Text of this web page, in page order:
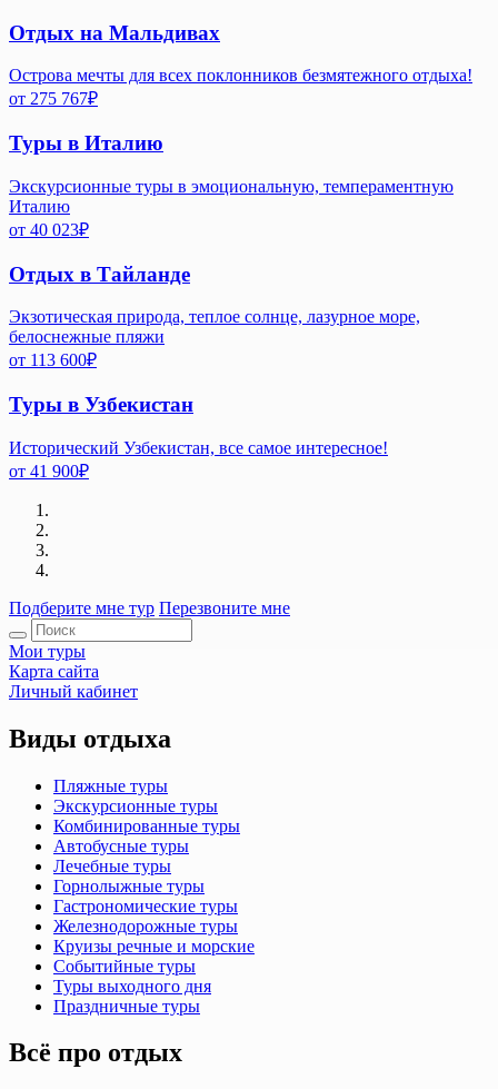
Отдых на Мальдивах
Острова мечты для всех поклонников безмятежного отдыха!
от 275 767₽
Туры в Италию
Экскурсионные туры в эмоциональную, темпераментную
Италию
от 40 023₽
Отдых в Тайланде
Экзотическая природа, теплое солнце, лазурное море,
белоснежные пляжи
от 113 600₽
Туры в Узбекистан
Исторический Узбекистан, все самое интересное!
от 41 900₽
Подберите мне тур Перезвоните мне
Мои туры
Карта сайта
Личный кабинет
Виды отдыха
Пляжные туры
Экскурсионные туры
Комбинированные туры
Автобусные туры
Лечебные туры
Горнолыжные туры
Гастрономические туры
Железнодорожные туры
Круизы речные и морские
Событийные туры
Туры выходного дня
Праздничные туры
Всё про отдых